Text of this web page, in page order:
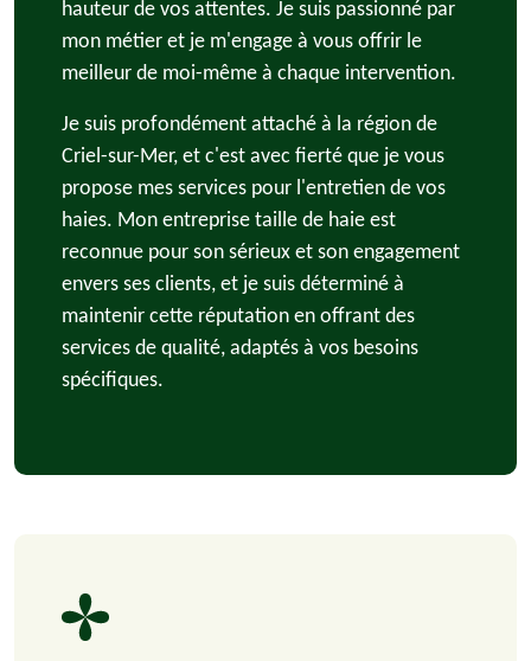
hauteur de vos attentes. Je suis passionné par
mon métier et je m'engage à vous offrir le
meilleur de moi-même à chaque intervention.
Je suis profondément attaché à la région de
Criel-sur-Mer, et c'est avec fierté que je vous
propose mes services pour l'entretien de vos
haies. Mon entreprise taille de haie est
reconnue pour son sérieux et son engagement
envers ses clients, et je suis déterminé à
maintenir cette réputation en offrant des
services de qualité, adaptés à vos besoins
spécifiques.